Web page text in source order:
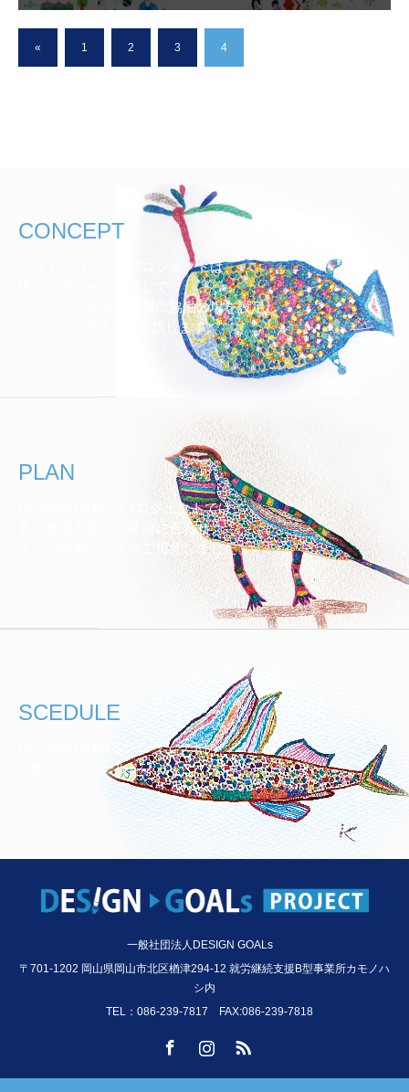
« 1 2 3 4
CONCEPT
デザインゴールズプロジェクトは、
ステークホルダーと共に協働の場を設定し、
SDGsの目標達成を目指します。
PLAN
DESIGN GOALSプロジェクトでは、
参加事業者様のご要望に合わせ
４つの参加プランをご用意しました。
SCEDULE
DESIGN GOALSプロジェクトの
実施スケジュール
一般社団法人DESIGN GOALs
〒701-1202 岡山県岡山市北区楢津294-12 就労継続支援B型事業所カモノハ
シ内
TEL：086-239-7817 FAX:086-239-7818